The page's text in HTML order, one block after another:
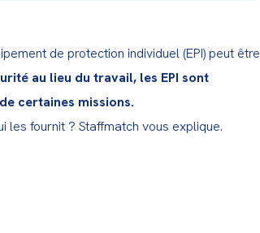
de protection individuel (EPI) peut être
au lieu du travail, les EPI sont
certaines missions.
les fournit ? Staffmatch vous explique.